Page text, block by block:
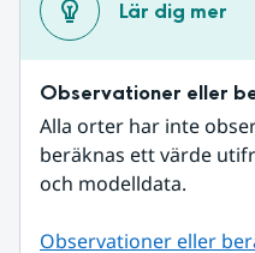
Lär dig mer
Observationer eller
Alla orter har inte
beräknas ett värde
och modelldata.
Observationer eller